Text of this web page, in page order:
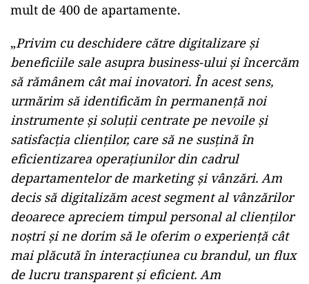
mult de 400 de apartamente.
„Privim cu deschidere către digitalizare și
beneficiile sale asupra business-ului și încercăm
să rămânem cât mai inovatori. În acest sens,
urmărim să identificăm în permanență noi
instrumente și soluții centrate pe nevoile și
satisfacția clienților, care să ne susțină în
eficientizarea operațiunilor din cadrul
departamentelor de marketing și vânzări. Am
decis să digitalizăm acest segment al vânzărilor
deoarece apreciem timpul personal al clienților
noștri și ne dorim să le oferim o experiență cât
mai plăcută în interacțiunea cu brandul, un flux
de lucru transparent și eficient. Am